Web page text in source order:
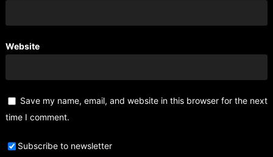
Website
Save my name, email, and website in this browser for the next
time I comment.
Subscribe to newsletter